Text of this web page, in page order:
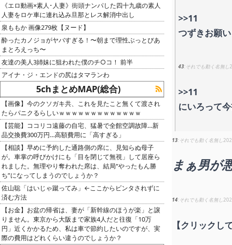
>>11
つずきお願
43 それでも動く名無し
>>11
にいろって
13 それでも動く名無し
まぁ男が
14 それでも動く名無し
【クリックし
《エロ動画×素人･人妻》街頭ナンパした四十九歳の素人
人妻をロケ車に連れ込み旦那とレス解消中出し
泉ももか 画像279枚【ヌード】
酔ったカノジョがヤバすぎる！〜朝まで理性ぶっとびあ
まとろえっち〜
友達の美人3姉妹に狙われた僕のチ○コ！ 前半
アイナ・ジ・エンドの尻はタマランわ
5chまとめMAP(総合)
【画像】今のクソガキ共、これを見たこと無くて渡され
たらパニクるらしいｗｗｗｗｗｗｗｗｗｗｗｗｗ
【芸能】ココリコ遠藤の自宅、猛暑で全館空調故障…新
品交換費300万円…高額費用に「高すぎる」
【相談】早めに予約した通路側の席に、見知らぬ母子
が。車掌の呼びかけにも「目を閉じて無視」して居座ら
れました。無理やり奪われた席は、結局“やったもん勝
ち”になってしまうのでしょうか？
佐山聡「はいじゃ蹴ってみ」←ここからビンタされずに
済む方法
【お金】お盆の帰省は、妻が「新幹線のほうが楽」と譲
りません。東京から大阪まで家族4人だと往復「10万
円」近くかかるため、私は車で節約したいのですが、実
際の費用はどれくらい違うのでしょうか？